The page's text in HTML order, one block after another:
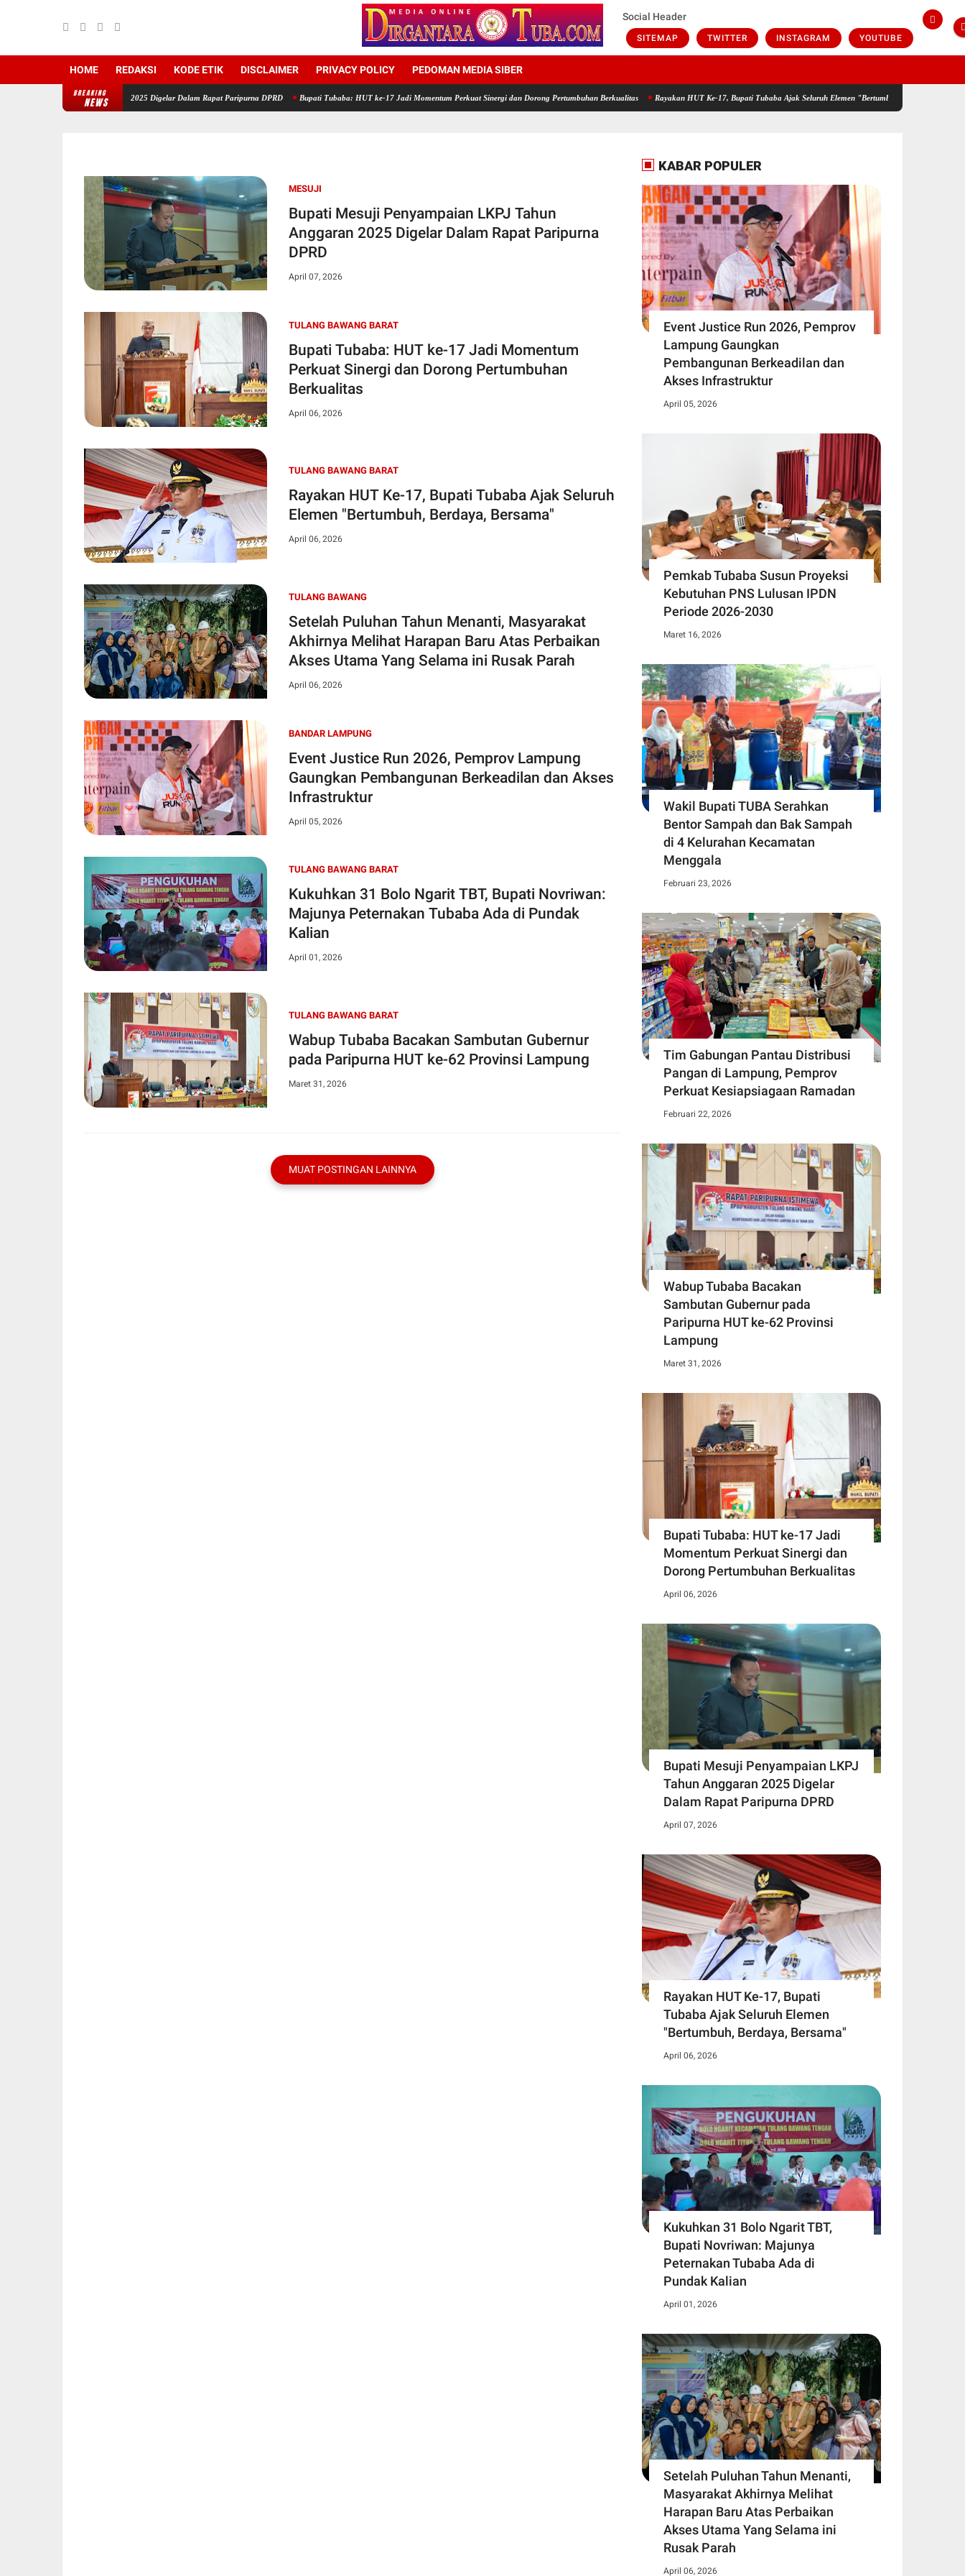
Social Header
SITEMAP TWITTER INSTAGRAM YOUTUBE
HOME REDAKSI KODE ETIK DISCLAIMER PRIVACY POLICY PEDOMAN MEDIA SIBER
BREAKING
NEWS
LKPJ Tahun Anggaran 2025 Digelar Dalam Rapat Paripurna DPRD Bupati Tubaba: HUT ke-17 Jadi Momentum Perkuat Sinergi dan Dorong Pertumbuhan Berkualitas Rayakan HUT Ke-17, Bupati Tubaba Ajak Seluruh Elemen "Bertumbuh, Berdaya, Bersama"
MESUJI
Bupati Mesuji Penyampaian LKPJ Tahun
Anggaran 2025 Digelar Dalam Rapat Paripurna
DPRD
April 07, 2026
TULANG BAWANG BARAT
Bupati Tubaba: HUT ke-17 Jadi Momentum
Perkuat Sinergi dan Dorong Pertumbuhan
Berkualitas
April 06, 2026
TULANG BAWANG BARAT
Rayakan HUT Ke-17, Bupati Tubaba Ajak Seluruh
Elemen "Bertumbuh, Berdaya, Bersama"
April 06, 2026
TULANG BAWANG
Setelah Puluhan Tahun Menanti, Masyarakat
Akhirnya Melihat Harapan Baru Atas Perbaikan
Akses Utama Yang Selama ini Rusak Parah
April 06, 2026
BANDAR LAMPUNG
Event Justice Run 2026, Pemprov Lampung
Gaungkan Pembangunan Berkeadilan dan Akses
Infrastruktur
April 05, 2026
TULANG BAWANG BARAT
Kukuhkan 31 Bolo Ngarit TBT, Bupati Novriwan:
Majunya Peternakan Tubaba Ada di Pundak
Kalian
April 01, 2026
TULANG BAWANG BARAT
Wabup Tubaba Bacakan Sambutan Gubernur
pada Paripurna HUT ke-62 Provinsi Lampung
Maret 31, 2026
MUAT POSTINGAN LAINNYA
KABAR POPULER
Event Justice Run 2026, Pemprov
Lampung Gaungkan
Pembangunan Berkeadilan dan
Akses Infrastruktur
April 05, 2026
Pemkab Tubaba Susun Proyeksi
Kebutuhan PNS Lulusan IPDN
Periode 2026-2030
Maret 16, 2026
Wakil Bupati TUBA Serahkan
Bentor Sampah dan Bak Sampah
di 4 Kelurahan Kecamatan
Menggala
Februari 23, 2026
Tim Gabungan Pantau Distribusi
Pangan di Lampung, Pemprov
Perkuat Kesiapsiagaan Ramadan
Februari 22, 2026
Wabup Tubaba Bacakan
Sambutan Gubernur pada
Paripurna HUT ke-62 Provinsi
Lampung
Maret 31, 2026
Bupati Tubaba: HUT ke-17 Jadi
Momentum Perkuat Sinergi dan
Dorong Pertumbuhan Berkualitas
April 06, 2026
Bupati Mesuji Penyampaian LKPJ
Tahun Anggaran 2025 Digelar
Dalam Rapat Paripurna DPRD
April 07, 2026
Rayakan HUT Ke-17, Bupati
Tubaba Ajak Seluruh Elemen
"Bertumbuh, Berdaya, Bersama"
April 06, 2026
Kukuhkan 31 Bolo Ngarit TBT,
Bupati Novriwan: Majunya
Peternakan Tubaba Ada di
Pundak Kalian
April 01, 2026
Setelah Puluhan Tahun Menanti,
Masyarakat Akhirnya Melihat
Harapan Baru Atas Perbaikan
Akses Utama Yang Selama ini
Rusak Parah
April 06, 2026